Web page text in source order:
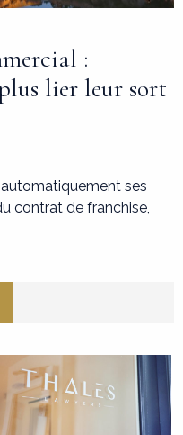
:
lier leur sort
ses
contrat de franchise,